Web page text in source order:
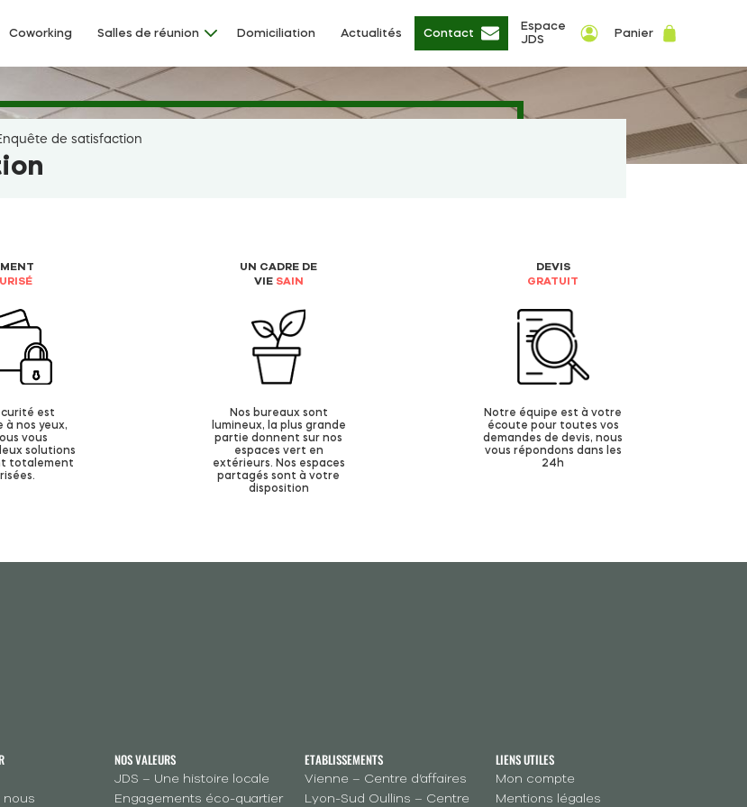
Coworking Salles de réunion Domiciliation Actualités Contact
Espace
JDS
Panier
de satisfaction
est
à nos yeux,
vous
solutions
totalement
UN CADRE DE
VIE SAIN
Nos bureaux sont
lumineux, la plus grande
partie donnent sur nos
espaces vert en
extérieurs. Nos espaces
partagés sont à votre
disposition
DEVIS
GRATUIT
Notre équipe est à votre
écoute pour toutes vos
demandes de devis, nous
vous répondons dans les
24h
nous
NOS VALEURS
JDS – Une histoire locale
Engagements éco-quartier
ETABLISSEMENTS
Vienne – Centre d’affaires
Lyon-Sud Oullins – Centre
LIENS UTILES
Mon compte
Mentions légales